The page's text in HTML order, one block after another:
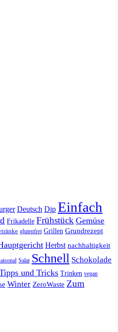
Deutsch Dip Einfach
Frikadelle Frühstück Gemüse
glutenfrei Grillen Grundrezept
Herbst nachhaltigkeit
Salat Schnell Schokolade
und Tricks Trinken vegan
Winter ZeroWaste Zum